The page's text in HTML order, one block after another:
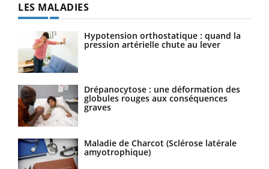
LES MALADIES
Hypotension orthostatique : quand la
pression artérielle chute au lever
Drépanocytose : une déformation des
globules rouges aux conséquences
graves
Maladie de Charcot (Sclérose latérale
amyotrophique)